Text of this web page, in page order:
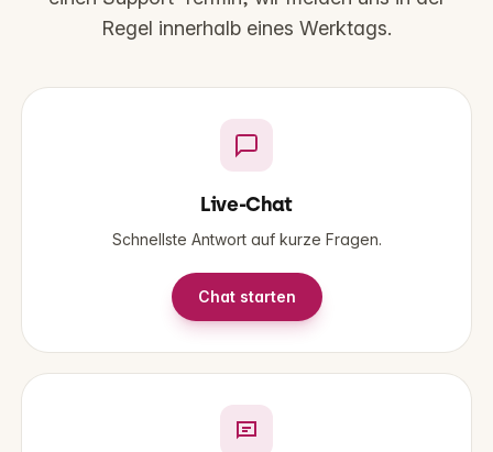
Regel innerhalb eines Werktags.
Live-Chat
Schnellste Antwort auf kurze Fragen.
Chat starten